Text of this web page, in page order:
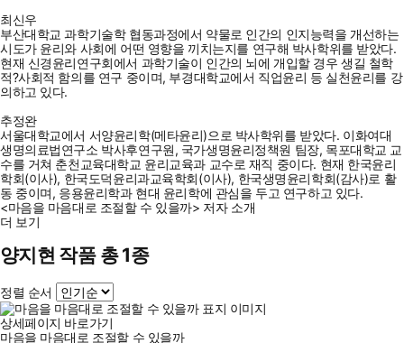
최신우
부산대학교 과학기술학 협동과정에서 약물로 인간의 인지능력을 개선하는
시도가 윤리와 사회에 어떤 영향을 끼치는지를 연구해 박사학위를 받았다.
현재 신경윤리연구회에서 과학기술이 인간의 뇌에 개입할 경우 생길 철학
적?사회적 함의를 연구 중이며, 부경대학교에서 직업윤리 등 실천윤리를 강
의하고 있다.
추정완
서울대학교에서 서양윤리학(메타윤리)으로 박사학위를 받았다. 이화여대
생명의료법연구소 박사후연구원, 국가생명윤리정책원 팀장, 목포대학교 교
수를 거쳐 춘천교육대학교 윤리교육과 교수로 재직 중이다. 현재 한국윤리
학회(이사), 한국도덕윤리과교육학회(이사), 한국생명윤리학회(감사)로 활
동 중이며, 응용윤리학과 현대 윤리학에 관심을 두고 연구하고 있다.
<마음을 마음대로 조절할 수 있을까> 저자 소개
더 보기
양지현 작품 총 1종
정렬 순서
상세페이지 바로가기
마음을 마음대로 조절할 수 있을까